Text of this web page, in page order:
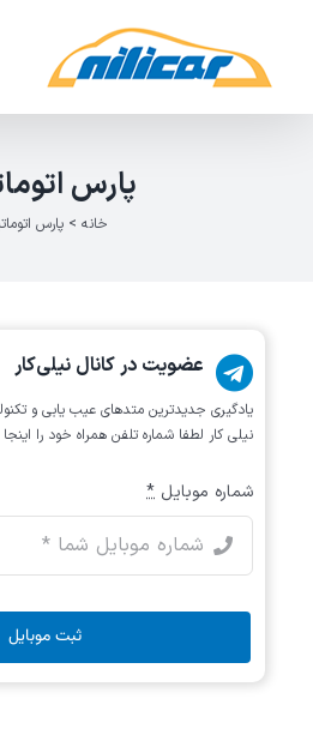
content
پارس
خانه >پارس
عضویت در کانال نیلی‌کار
یادگیری جدیدترین متد‌های عیب یابی‌ و
نیلی کار لطفا شماره تلفن همراه خود را اینجا
شماره موبایل *
ثبت موبایل